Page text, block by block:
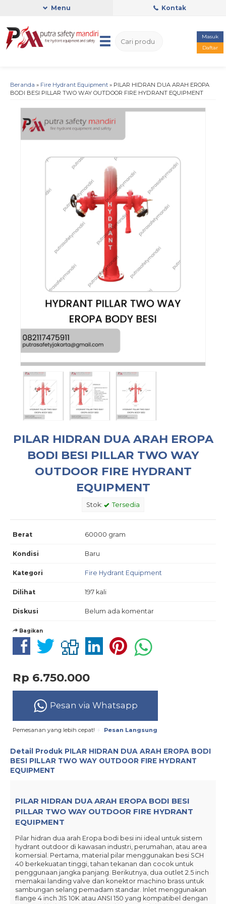
Menu Kontak
Masuk
Daftar
Beranda » Fire Hydrant Equipment » PILAR HIDRAN DUA ARAH EROPA
BODI BESI PILLAR TWO WAY OUTDOOR FIRE HYDRANT EQUIPMENT
PILAR HIDRAN DUA ARAH EROPA
BODI BESI PILLAR TWO WAY
OUTDOOR FIRE HYDRANT
EQUIPMENT
Stok: Tersedia
Berat 60000 gram
Kondisi Baru
Kategori Fire Hydrant Equipment
Dilihat 197 kali
Diskusi Belum ada komentar
Bagikan
Rp 6.750.000
Pesan via Whatsapp
Pemesanan yang lebih cepat! Pesan Langsung
Detail Produk PILAR HIDRAN DUA ARAH EROPA BODI
BESI PILLAR TWO WAY OUTDOOR FIRE HYDRANT
EQUIPMENT
PILAR HIDRAN DUA ARAH EROPA BODI BESI
PILLAR TWO WAY OUTDOOR FIRE HYDRANT
EQUIPMENT
Pilar hidran dua arah Eropa bodi besi ini ideal untuk sistem
hydrant outdoor di kawasan industri, perumahan, atau area
komersial. Pertama, material pilar menggunakan besi SCH
40 berkekuatan tinggi, tahan tekanan dan cocok untuk
penggunaan jangka panjang. Berikutnya, dua outlet 2.5 inch
memakai landing valve dan konektor machino brass untuk
sambungan selang pemadam standar. Inlet menggunakan
flange 4 inch JIS 10K atau ANSI 150 yang kompatibel dengan